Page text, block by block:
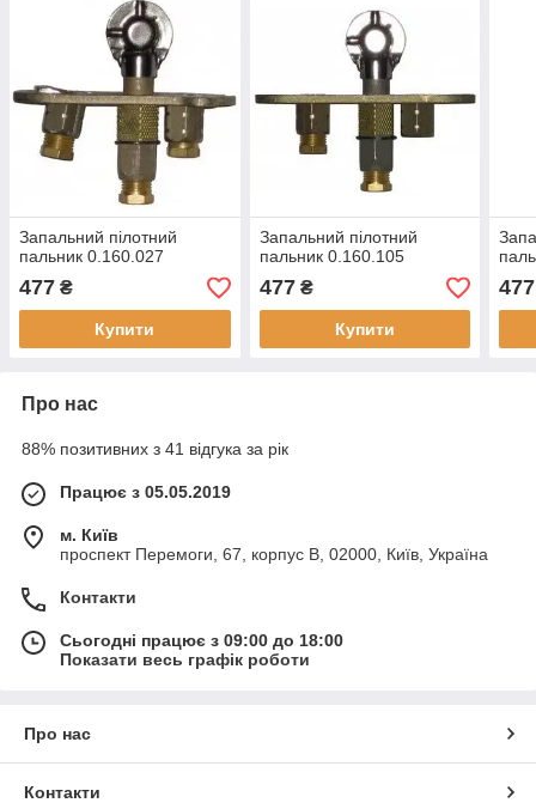
Запальний пілотний
пальник 0.160.027
477 ₴
Купити
Запальний пілотний
пальник 0.160.105
477₴
Купити
477
Про нас
88% позитивних з 41 відгука за рік
Працює з 05.05.2019
м. Київ
проспект Перемоги, 67, корпус В, 02000, Київ, Україна
Контакти
Сьогодні працює з 09:00 до 18:00
Показати весь графік роботи
Про нас
Контакти